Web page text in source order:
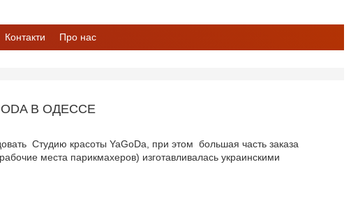
Контакти Про нас
В ОДЕССЕ
Студию красоты YaGoDa, при этом большая часть заказа
места парикмахеров) изготавливалась украинскими